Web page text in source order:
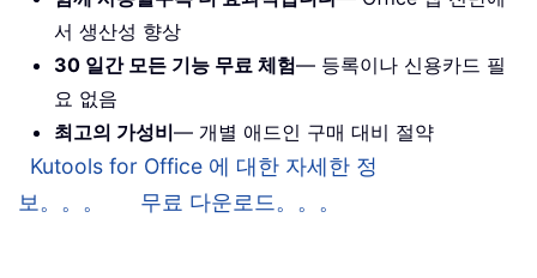
서 생산성 향상
30 일간 모든 기능 무료 체험— 등록이나 신용카드 필
요 없음
최고의 가성비— 개별 애드인 구매 대비 절약
Kutools for Office 에 대한 자세한 정
보。。。
무료 다운로드。。。